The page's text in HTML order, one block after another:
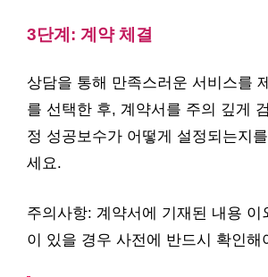
3단계: 계약 체결
상담을 통해 만족스러운 서비스를
를 선택한 후, 계약서를 주의 깊게
정 성공보수가 어떻게 설정되는지
세요.
주의사항: 계약서에 기재된 내용 이
이 있을 경우 사전에 반드시 확인해